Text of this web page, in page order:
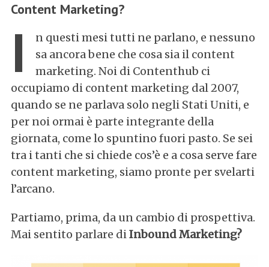
Content Marketing?
I
n questi mesi tutti ne parlano, e nessuno
sa ancora bene che cosa sia il content
marketing. Noi di Contenthub ci
occupiamo di content marketing dal 2007,
quando se ne parlava solo negli Stati Uniti, e
per noi ormai è parte integrante della
giornata, come lo spuntino fuori pasto. Se sei
tra i tanti che si chiede cos’è e a cosa serve fare
content marketing, siamo pronte per svelarti
l’arcano.
Partiamo, prima, da un cambio di prospettiva.
Mai sentito parlare diInbound Marketing?